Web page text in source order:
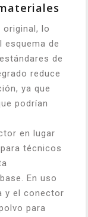
lo
esquema de
de
reduce
ya que
podrían
en lugar
técnicos
En uso
y el conector
para